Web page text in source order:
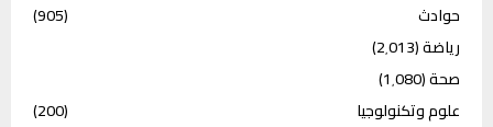
حوادث
(905)
رياضة(2٬013)
صحة(1٬080)
علوم وتكنولوجيا
(200)